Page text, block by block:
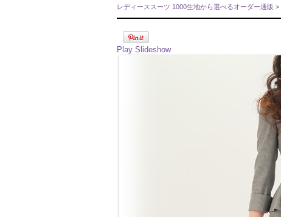
レディーススーツ 1000生地から選べるオーダー通販 >
Play Slideshow